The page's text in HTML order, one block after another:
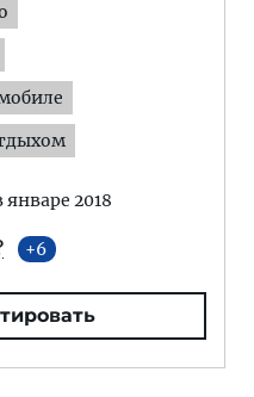
январе 2018
6